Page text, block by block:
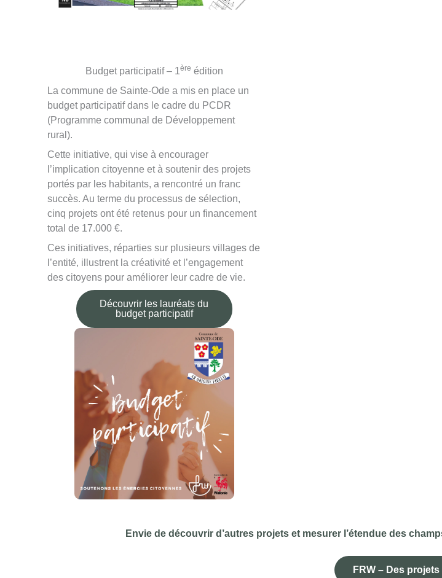
Budget participatif – 1ère édition
La commune de Sainte-Ode a mis en place un
budget participatif dans le cadre du PCDR
(Programme communal de Développement
rural).
Cette initiative, qui vise à encourager
l’implication citoyenne et à soutenir des projets
portés par les habitants, a rencontré un franc
succès. Au terme du processus de sélection,
cinq projets ont été retenus pour un financement
total de 17.000 €.
Ces initiatives, réparties sur plusieurs villages de
l’entité, illustrent la créativité et l’engagement
des citoyens pour améliorer leur cadre de vie.
Découvrir les lauréats du
budget participatif
Envie de découvrir d’autres projets et mesurer l’étendue des
FRW – Des